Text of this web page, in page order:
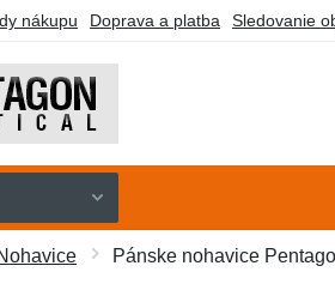
nákupu Doprava a platba Sledovanie
Pánske nohavice